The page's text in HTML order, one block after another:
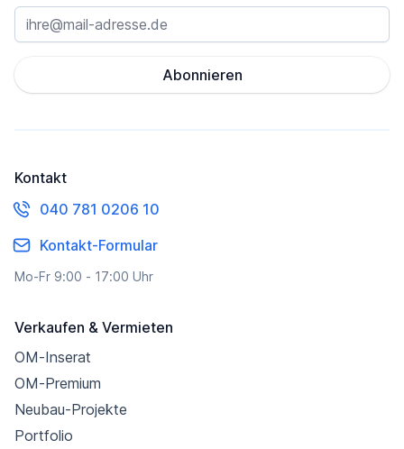
Abonnieren
Kontakt
040 781 0206 10
Kontakt-Formular
Mo-Fr 9:00 - 17:00 Uhr
Verkaufen & Vermieten
OM-Inserat
OM-Premium
Neubau-Projekte
Portfolio